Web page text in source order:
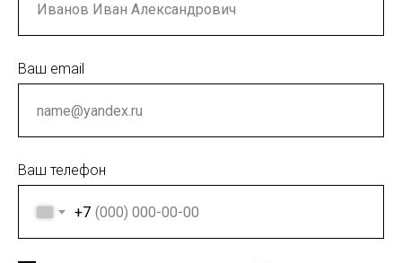
Ваш email
Ваш телефон
+7